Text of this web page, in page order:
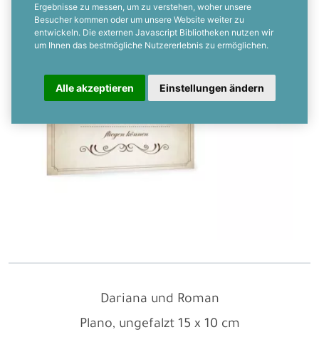
Ergebnisse zu messen, um zu verstehen, woher unsere
Besucher kommen oder um unsere Website weiter zu
entwickeln. Die externen Javascript Bibliotheken nutzen wir
um Ihnen das bestmögliche Nutzererlebnis zu ermöglichen.
Alle akzeptieren Einstellungen ändern
Dariana und Roman
Plano, ungefalzt 15 x 10 cm